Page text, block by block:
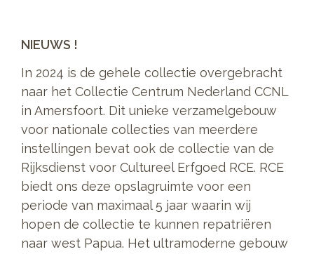
NIEUWS !
In 2024 is de gehele collectie overgebracht
naar het Collectie Centrum Nederland CCNL
in Amersfoort. Dit unieke verzamelgebouw
voor nationale collecties van meerdere
instellingen bevat ook de collectie van de
Rijksdienst voor Cultureel Erfgoed RCE. RCE
biedt ons deze opslagruimte voor een
periode van maximaal 5 jaar waarin wij
hopen de collectie te kunnen repatriëren
naar west Papua. Het ultramoderne gebouw